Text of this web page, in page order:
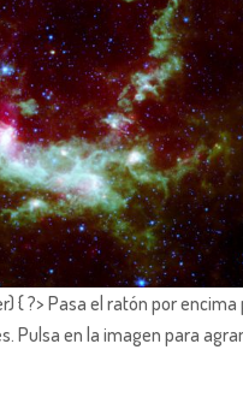
{ ?> Pasa el ratón por encima
Pulsa en la imagen para